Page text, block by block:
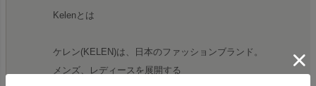
Kelenとは
ケレン(KELEN)は、日本のファッションブランド。
メンズ、レディースを展開する